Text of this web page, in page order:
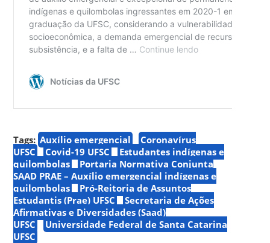
Tags: Auxílio emergencial
Coronavírus
UFSC
Covid-19 UFSC
Estudantes indígenas e
quilombolas
Portaria Normativa Conjunta
SAAD PRAE – Auxílio emergencial indígenas e
quilombolas
Pró-Reitoria de Assuntos
Estudantis (Prae) UFSC
Secretaria de Ações
Afirmativas e Diversidades (Saad)
UFSC
Universidade Federal de Santa Catarina
UFSC